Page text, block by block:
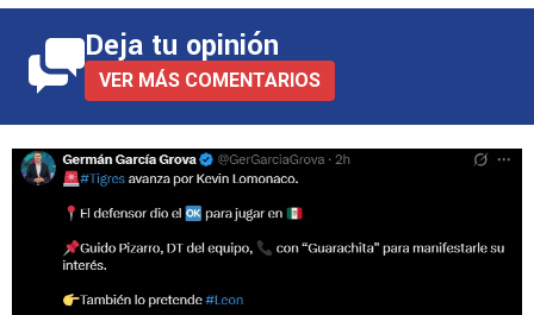
Deja tu opinión
VER MÁS COMENTARIOS